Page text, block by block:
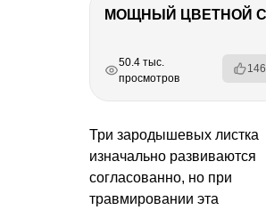
РЕКЛАМА
РЕКЛАМА
РЕКЛАМА
РЕКЛАМА
50.4 тыс.
просмотров
146
Три зародышевых листка
изначально развиваются
согласованно, но при
травмировании эта